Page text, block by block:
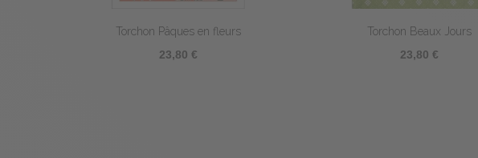
Torchon Lapins
Torchon En